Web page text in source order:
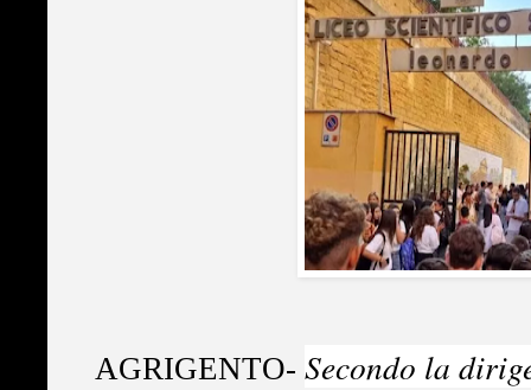
AGRIGENTO- Secondo la